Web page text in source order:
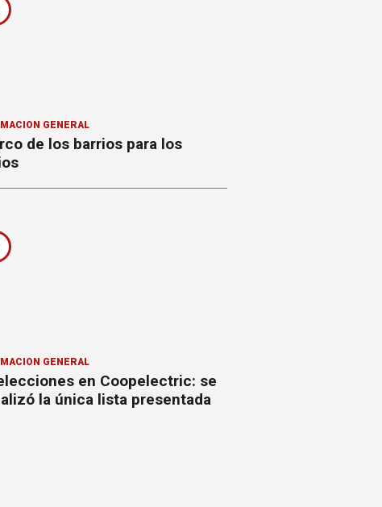
GENERAL
de los barrios para los
GENERAL
en Coopelectric: se
la única lista presentada